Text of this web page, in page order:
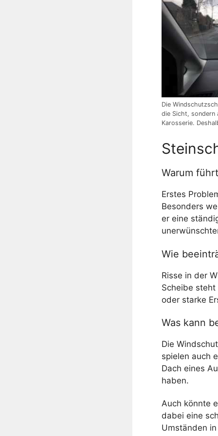
Die
die Sicht, sondern
Karosserie.
Warum
Erstes
Besonders
er eine
Wie
Risse in der
Scheibe
oder starke
Was kann
Die
spielen auch
Dach eines
haben.
Auch könnte
dabei eine
Umständen